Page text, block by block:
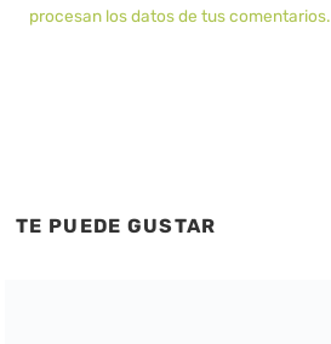
procesan los datos de tus comentarios.
TE PUEDE GUSTAR